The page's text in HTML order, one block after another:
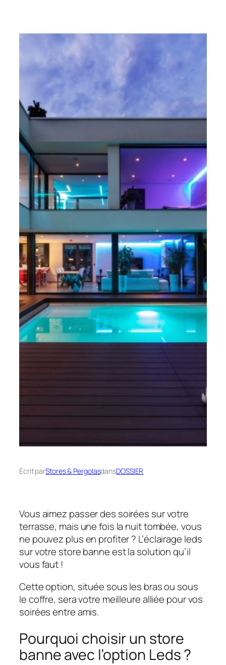
Écrit parStores & PergolasdansDOSSIER
Vous aimez passer des soirées sur votre
terrasse, mais une fois la nuit tombée, vous
ne pouvez plus en profiter ? L’éclairage leds
sur votre store banne est la solution qu’il
vous faut !
Cette option, située sous les bras ou sous
le coffre, sera votre meilleure alliée pour vos
soirées entre amis.
Pourquoi choisir un store
banne avec l’option Leds ?